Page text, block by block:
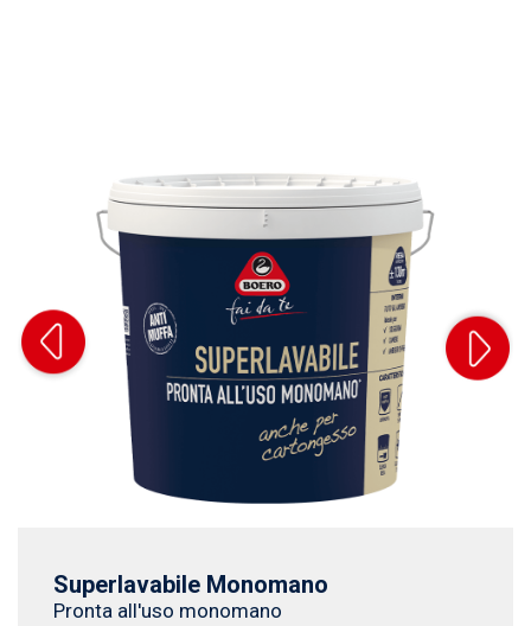
Superlavabile Monomano
Pronta all'uso monomano